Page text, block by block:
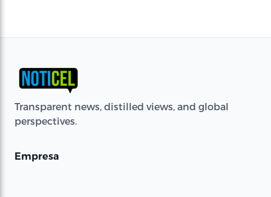
Transparent news, distilled views, and global
perspectives.
Empresa